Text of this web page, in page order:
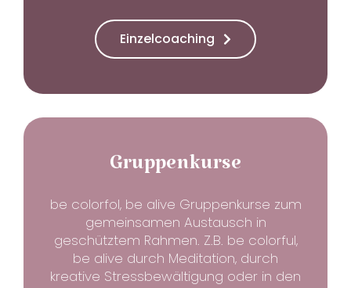
Einzelcoaching
Gruppenkurse
be colorfol, be alive Gruppenkurse zum
gemeinsamen Austausch in
geschütztem Rahmen. Z.B. be colorful,
be alive durch Meditation, durch
kreative Stressbewältigung oder in den